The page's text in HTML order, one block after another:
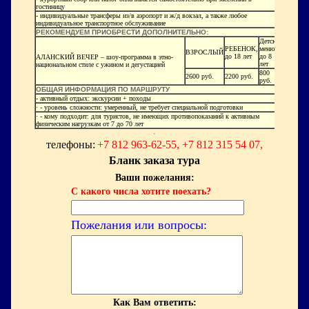
гостиницу
- индивидуальные трансферы из/в аэропорт и ж/д вокзал, а также любое
индивидуальное транспортное обслуживание
РЕКОМЕНДУЕМ ПРИОБРЕСТИ ДОПОЛНИТЕЛЬНО:
АЛАНСКИЙ ВЕЧЕР – шоу-программа в этно-
национальном стиле с ужином и дегустацией
ВЗРОСЛЫЙРЕБЕНОК,
до 18 лет
Детское
меню,
до 8
лет
2600 руб.
2200 руб.
800
руб.
ОБЩАЯ ИНФОРМАЦИЯ ПО МАРШРУТУ
- активный отдых: экскурсии + походы
· - уровень сложности: умеренный, не требует специальной подготовки
· - кому подходит: для туристов, не имеющих противопоказаний к активным
физическим нагрузкам от 7 до 70 лет
телефоны: +7 812 963-62-55, +7 812 315 54 07,
Бланк заказа тура
Ваши пожелания:
С какого числа хотите поехать?
Пожелания или вопросы:
Как Вам ответить: